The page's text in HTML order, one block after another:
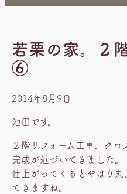
若栗の家。２
⑥
2014年8月9日
池田です。
２階リフォーム工事、ク
完成が近づいてきました。
仕上がってくるとやはり
てきますね。